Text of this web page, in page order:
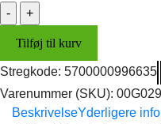
Kickstarterdrev
(original)
antal
Tilføj til kurv
Stregkode: 5700000996635
Varenummer (SKU):
BeskrivelseYderligere